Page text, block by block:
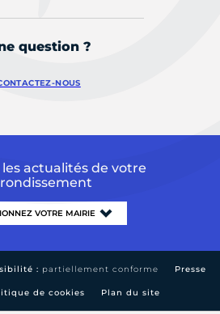
question ?
NOUS
actualités de votre
: partiellement conforme Presse
de cookies Plan du site